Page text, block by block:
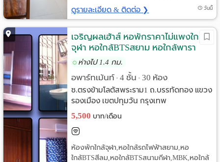
ดูรายละเอียด & ติดต่อ ❯ วันนี้
เจริญผลเฮ้าส์ หอพักราคาไม่แพงใกล้
จุฬา หอใกล้BTSสยาม หอใกล้พารา
กอน หอใกล้ชิดลม หอใกล้สามย่านมิตร
ห่างไป 1.4 กม.
อพาร์ทเม้นท์ • 4 ชั้น • 30 ห้อง
ซ.ตรงข้ามโลตัสพระราม1 ถ.บรรทัดทอง แขวง
รองเมือง เขตปทุมวัน กรุงเทพ
5,500 บาท/เดือน
ห้องพักใกล้จุฬา,หอใกล้รถไฟฟ้าสยาม,หอ
ใกล้BTSสีลม,หอใกล้BTSสนามกีฬา,MBK,หอใกล้